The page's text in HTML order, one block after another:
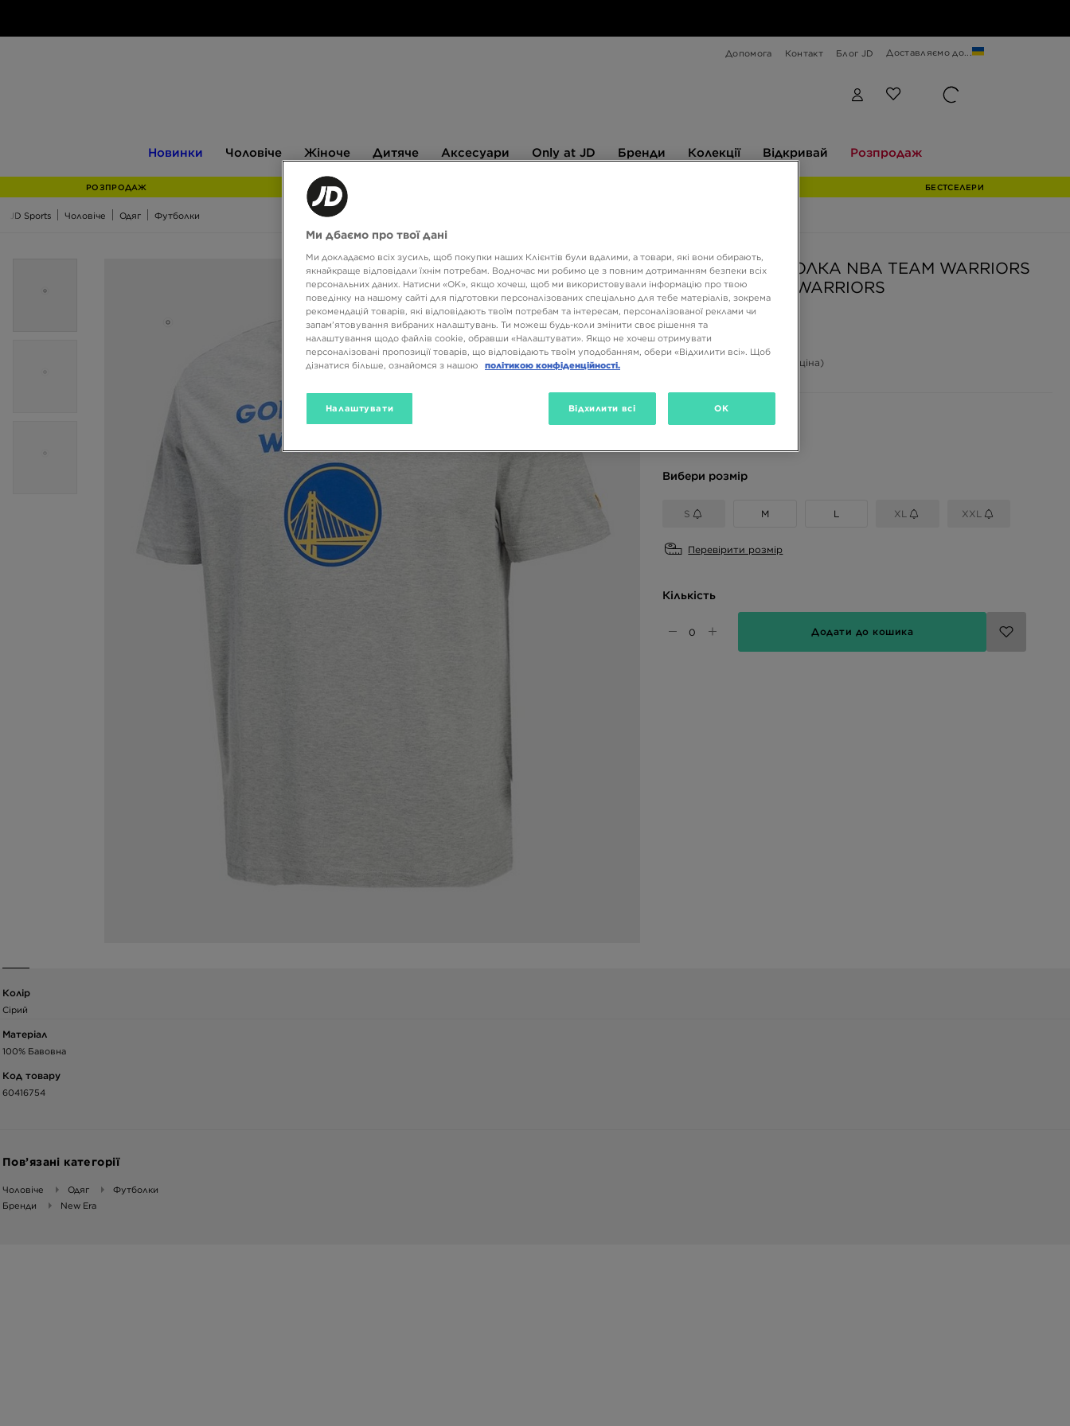
Допомога Контакт Блог JD Доставляємо до...
Новинки Чоловіче Жіноче Дитяче Аксесуари
at
Only at JD Бренди Колекції Відкривай Розпродаж
РОЗПРОДАЖ БЕСТСЕЛЕРИ
JD Sports Чоловіче Одяг Футболки
NEW ERA ФУТБОЛКА NBA TEAM WARRIORS
GOLDEN STATE WARRIORS
549 ГРН
(Початкова ціна)
Вибери розмір
S M L XL XXL
Перевірити розмір
Кількість
Додати до кошика
Колір
Сірий
Матеріал
100% Бавовна
Код товару
60416754
Пов’язані категорії
Чоловіче Одяг
Футболки
Бренди
New Era
Ми дбаємо про твої дані
Ми докладаємо всіх зусиль, щоб покупки наших Клієнтів були вдалими, а товари, які вони обирають,
якнайкраще відповідали їхнім потребам. Водночас ми робимо це з повним дотриманням безпеки всіх
персональних даних. Натисни «OK», якщо хочеш, щоб ми використовували інформацію про твою
поведінку на нашому сайті для підготовки персоналізованих спеціально для тебе матеріалів, зокрема
рекомендацій товарів, які відповідають твоїм потребам та інтересам, персоналізованої реклами чи
запам’ятовування вибраних налаштувань. Ти можеш будь-коли змінити своє рішення та
налаштування щодо файлів cookie, обравши «Налаштувати». Якщо не хочеш отримувати
персоналізовані пропозиції товарів, що відповідають твоїм уподобанням, обери «Відхилити всі». Щоб
дізнатися більше, ознайомся з нашою
політикою конфіденційності.
Налаштувати Відхилити всі OK